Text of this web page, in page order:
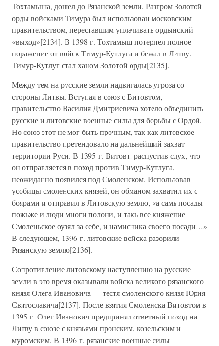
Тохтамыша, дошел до Рязанской земли. Разгром Золотой
орды войсками Тимура был использован московским
правительством, переставшим уплачивать ордынский
«выход»[2134]. В 1398 г. Тохтамыш потерпел полное
поражение от войск Тимур-Кутлуга и бежал в Литву.
Тимур-Кутлуг стал ханом Золотой орды[2135].
Между тем на русские земли надвигалась угроза со
стороны Литвы. Вступая в союз с Витовтом,
правительство Василия Дмитриевича хотело объединить
русские и литовские военные силы для борьбы с Ордой.
Но союз этот не мог быть прочным, так как литовское
правительство претендовало на дальнейший захват
территории Руси. В 1395 г. Витовт, распустив слух, что
он отправляется в поход против Тимур-Кутлуга,
неожиданно появился под Смоленском. Использовав
усобицы смоленских князей, он обманом захватил их с
боярами и отправил в Литовскую землю, «а самь посады
пожьже и люди многи полони, и такь все княжение
Смоленьское оузял за себе, и намисника своего посади…»
В следующем, 1396 г. литовские войска разорили
Рязанскую землю[2136].
Сопротивление литовскому наступлению на русские
земли в это время оказывали войска великого рязанского
князя Олега Ивановича — тестя смоленского князя Юрия
Святославича[2137]. После взятия Смоленска Витовтом в
1395 г. Олег Иванович предпринял ответный поход на
Литву в союзе с князьями пронским, козельским и
муромским. В 1396 г. рязанские военные силы